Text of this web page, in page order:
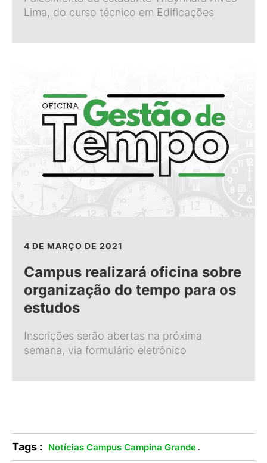
Lima, do curso técnico em Edificações
4 DE MARÇO DE 2021
Campus realizará oficina sobre
organização do tempo para os
estudos
Inscrições serão abertas na próxima
semana, via formulário eletrônico
Tags : Notícias Campus Campina Grande.